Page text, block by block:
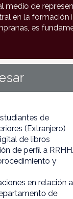
medio de
en la formación
es
de
(Extranjero)
de libros
de perfil a RRHH.
y
en relación
de